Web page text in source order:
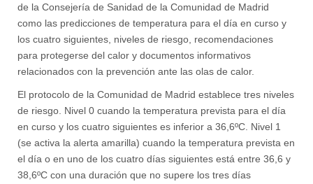
de la Consejería de Sanidad de la Comunidad de Madrid
como las predicciones de temperatura para el día en curso y
los cuatro siguientes, niveles de riesgo, recomendaciones
para protegerse del calor y documentos informativos
relacionados con la prevención ante las olas de calor.
El protocolo de la Comunidad de Madrid establece tres niveles
de riesgo. Nivel 0 cuando la temperatura prevista para el día
en curso y los cuatro siguientes es inferior a 36,6ºC. Nivel 1
(se activa la alerta amarilla) cuando la temperatura prevista en
el día o en uno de los cuatro días siguientes está entre 36,6 y
38,6ºC con una duración que no supere los tres días